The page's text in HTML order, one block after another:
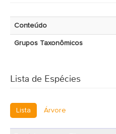
Conteúdo
Grupos Taxonômicos
Lista de Espécies
Lista Árvore